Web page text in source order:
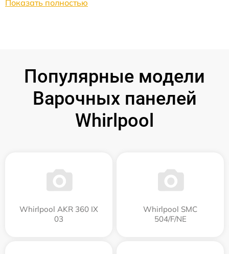
Показать полностью
Популярные модели
Варочных панелей
Whirlpool
Whirlpool AKR 360 IX
03
Whirlpool SMC
504/F/NE